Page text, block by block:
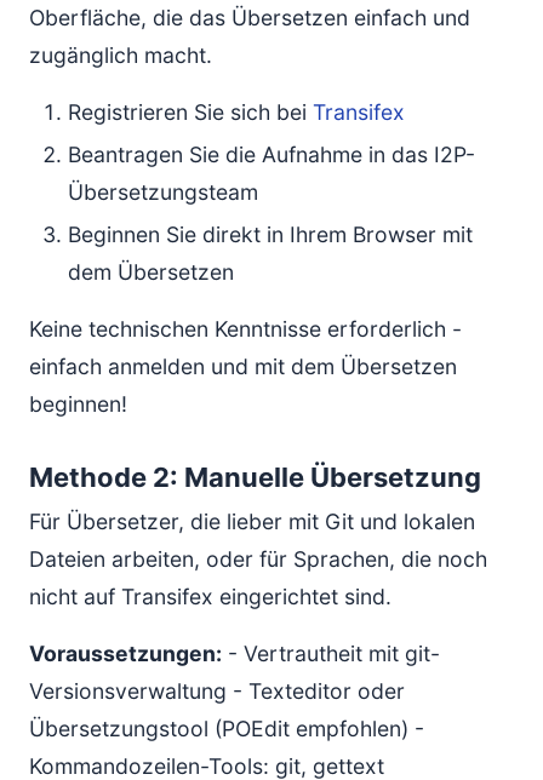
Oberfläche, die das Übersetzen einfach und
zugänglich macht.
Registrieren Sie sich bei Transifex
Beantragen Sie die Aufnahme in das I2P-
Übersetzungsteam
Beginnen Sie direkt in Ihrem Browser mit
dem Übersetzen
Keine technischen Kenntnisse erforderlich -
einfach anmelden und mit dem Übersetzen
beginnen!
Methode 2: Manuelle Übersetzung
Für Übersetzer, die lieber mit Git und lokalen
Dateien arbeiten, oder für Sprachen, die noch
nicht auf Transifex eingerichtet sind.
Voraussetzungen: - Vertrautheit mit git-
Versionsverwaltung - Texteditor oder
Übersetzungstool (POEdit empfohlen) -
Kommandozeilen-Tools: git, gettext